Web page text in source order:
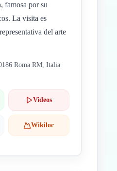
famosa por su
La visita es
del arte
Roma RM, Italia
Videos
Wikiloc